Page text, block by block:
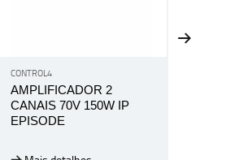
CONTROL4
AMPLIFICADOR 2
CANAIS 70V 150W IP
EPISODE